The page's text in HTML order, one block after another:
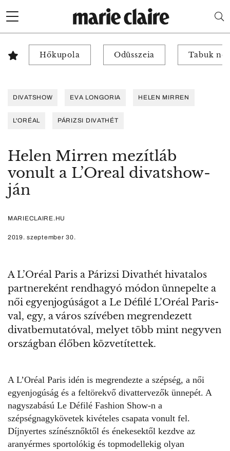
Hőkupola Odüsszeia Tabuk
DIVATSHOW EVA LONGORIA HELEN MIRREN
L'ORÉAL PÁRIZSI DIVATHÉT
Helen Mirren mezítláb
vonult a L’Oreal divatshow-
ján
MARIECLAIRE.HU
2019. szeptember 30.
A L’Oréal Paris a Párizsi Divathét hivatalos
partnereként rendhagyó módon ünnepelte a
női egyenjogúságot a Le Défilé L’Oréal Paris-
val, egy, a város szívében megrendezett
divatbemutatóval, melyet több mint negyven
országban élőben közvetítettek.
A L’Oréal Paris idén is megrendezte a szépség, a női
egyenjogúság és a feltörekvő divattervezők ünnepét. A
nagyszabású Le Défilé Fashion Show-n a
szépségnagykövetek kivételes csapata vonult fel.
Díjnyertes színésznőktől és énekesektől kezdve az
aranyérmes sportolókig és topmodellekig olyan